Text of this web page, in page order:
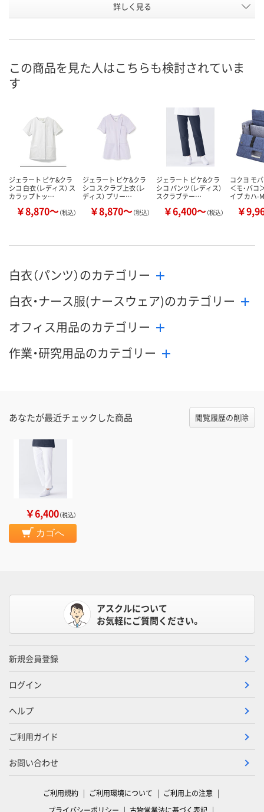
バーガンディー
号
お届け日
カゴへ カゴへ カ
詳しく見る
この商品を見た人はこちらも検討されていま
す
ジェラート ピケ&クラ
シコ 白衣（レディス） ス
カラップトッ…
￥8,870～（税込）
ジェラート ピケ&クラ
シコ スクラブ上衣（レ
ディス） プリー…
￥8,870～（税込）
ジェラート ピケ&クラ
シコ パンツ（レディス）
スクラブテー…
￥6,400～（税込）
コクヨ モ
＜モ・バコ
イプ カハ-
￥
白衣（パンツ）のカテゴリー
白衣・ナース服(ナースウェア)のカテゴリー
オフィス用品のカテゴリー
作業・研究用品のカテゴリー
あなたが最近チェックした商品 閲覧履歴の削除
￥6,400（税込）
カゴへ
アスクルについて
お気軽にご質問ください。
新規会員登録
ログイン
ヘルプ
ご利用ガイド
お問い合わせ
ご利用規約 ご利用環境について
ご利用上の注意